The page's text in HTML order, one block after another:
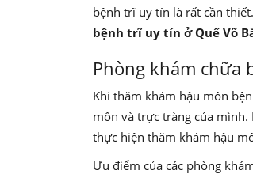
bệnh trĩ uy tín là rất cần
bệnh trĩ uy tín ở Quế Võ
Phòng khám chữa
Khi thăm khám hậu môn
môn và trực tràng của mình.
thực hiện thăm khám hậu
Ưu điểm của các phòng